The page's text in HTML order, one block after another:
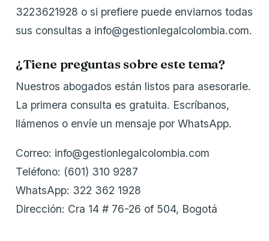
3223621928 o si prefiere puede enviarnos todas
sus consultas a info@gestionlegalcolombia.com.
¿Tiene preguntas sobre este tema?
Nuestros abogados están listos para asesorarle.
La primera consulta es gratuita. Escríbanos,
llámenos o envíe un mensaje por WhatsApp.
Correo: info@gestionlegalcolombia.com
Teléfono: (601) 310 9287
WhatsApp: 322 362 1928
Dirección: Cra 14 # 76-26 of 504, Bogotá